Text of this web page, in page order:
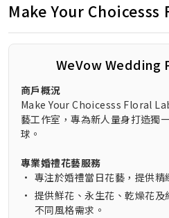
Make Your Choicesss
WeVow Wedding
商戶概況
Make Your Choicesss Floral
藝工作室，專為新人量身打造獨
球。
專業婚禮花藝服務
• 專注於婚禮當日花藝，提供精
• 提供鮮花、永生花、乾燥花
不同風格需求。